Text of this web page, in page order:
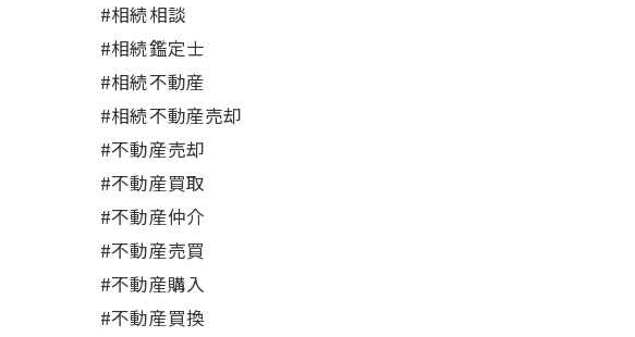
#相続相談
#相続鑑定士
#相続不動産
#相続不動産売却
#不動産売却
#不動産買取
#不動産仲介
#不動産売買
#不動産購入
#不動産買換